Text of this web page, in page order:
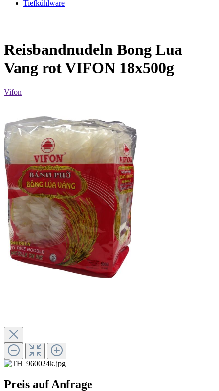
Tiefkühlware
Reisbandnudeln Bong Lua
Vang rot VIFON 18x500g
Vifon
Preis auf Anfrage